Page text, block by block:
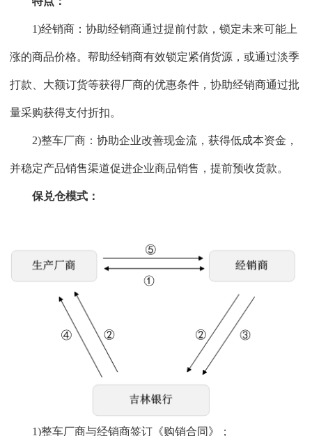
1)经销商：协助经销商通过提前付款，锁定未来可能上
涨的商品价格。帮助经销商有效锁定紧俏货源，或通过淡季
打款、大额订货等获得厂商的优惠条件，协助经销商通过批
量采购获得支付折扣。
2)整车厂商：协助企业改善现金流，获得低成本资金，
并稳定产品销售渠道促进企业商品销售，提前预收货款。
保兑仓模式：
1)整车厂商与经销商签订《购销合同》；